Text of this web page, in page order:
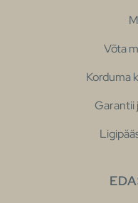
Võta
Korduma
Garantii